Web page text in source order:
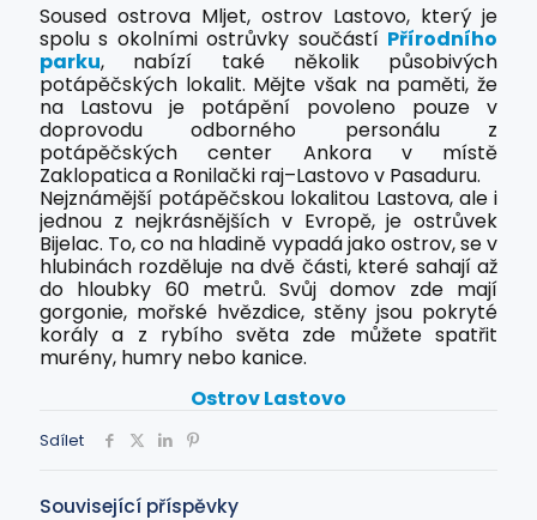
Soused ostrova Mljet, ostrov Lastovo, který je
spolu s okolními ostrůvky součástí Přírodního
parku, nabízí také několik působivých
potápěčských lokalit. Mějte však na paměti, že
na Lastovu je potápění povoleno pouze v
doprovodu odborného personálu z
potápěčských center Ankora v místě
Zaklopatica a Ronilački raj–Lastovo v Pasaduru.
Nejznámější potápěčskou lokalitou Lastova, ale i
jednou z nejkrásnějších v Evropě, je ostrůvek
Bijelac. To, co na hladině vypadá jako ostrov, se v
hlubinách rozděluje na dvě části, které sahají až
do hloubky 60 metrů. Svůj domov zde mají
gorgonie, mořské hvězdice, stěny jsou pokryté
korály a z rybího světa zde můžete spatřit
murény, humry nebo kanice.
Ostrov Lastovo
Sdílet
Související příspěvky